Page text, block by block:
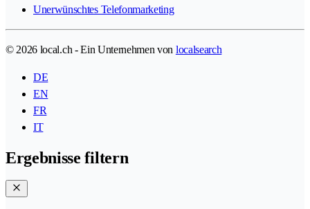
Unerwünschtes Telefonmarketing
© 2026 local.ch - Ein Unternehmen von localsearch
DE
EN
FR
IT
Ergebnisse filtern